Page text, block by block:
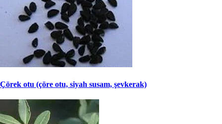
Çörek otu (çöre otu, siyah susam, şevkerak)